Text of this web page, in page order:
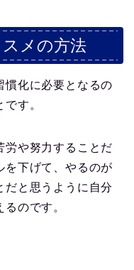
メの方法
慣化に必要となるの
す。
労や努力することだ
を下げて、やるのが
だと思うように自分
のです。